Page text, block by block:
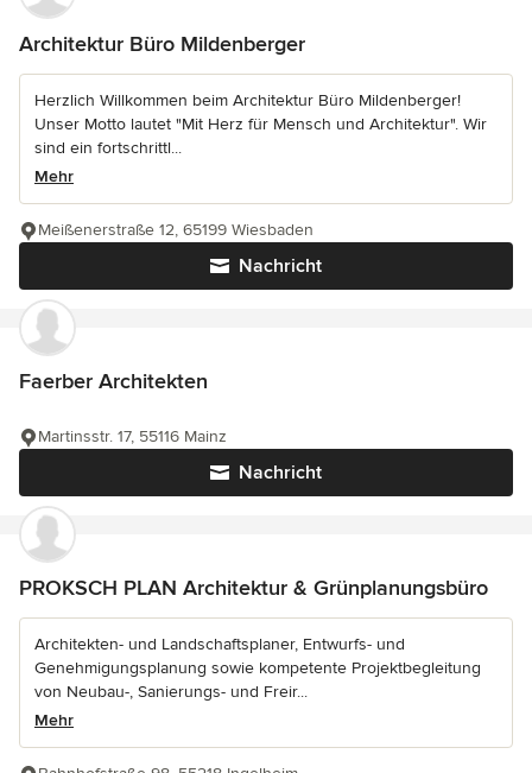
Architektur Büro Mildenberger
Herzlich Willkommen beim Architektur Büro Mildenberger!
Unser Motto lautet "Mit Herz für Mensch und Architektur". Wir
sind ein fortschrittl...
Mehr
Nachricht
Meißenerstraße 12, 65199 Wiesbaden
Faerber Architekten
Nachricht
Martinsstr. 17, 55116 Mainz
PROKSCH PLAN Architektur & Grünplanungsbüro
Architekten- und Landschaftsplaner, Entwurfs- und
Genehmigungsplanung sowie kompetente Projektbegleitung
von Neubau-, Sanierungs- und Freir...
Mehr